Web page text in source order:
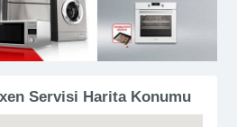
Servisi Harita Konumu